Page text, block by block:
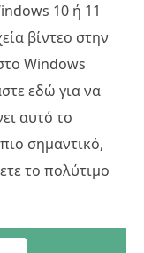
10 ή 11
βίντεο στην
Windows
εδώ για να
αυτό το
σημαντικό,
το πολύτιμο